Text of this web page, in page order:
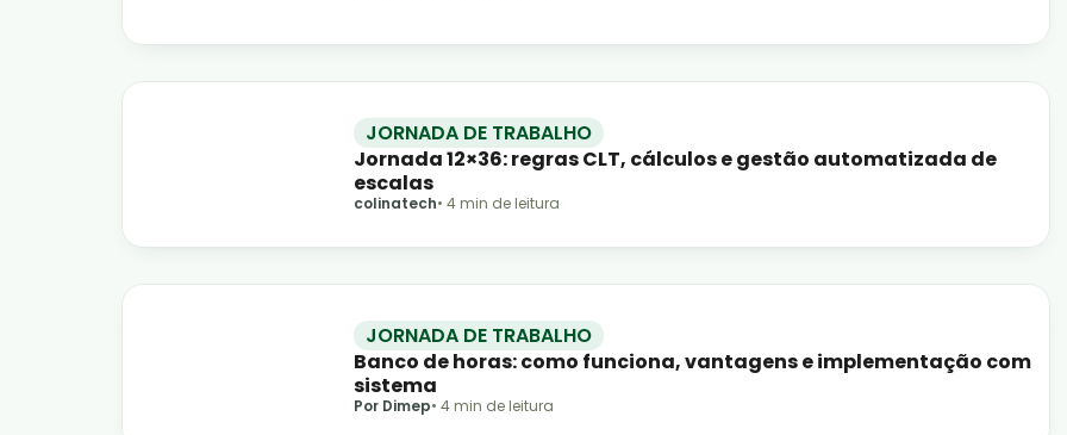
JORNADA DE TRABALHO
Jornada 12×36: regras CLT, cálculos e gestão automatizada de
escalas
colinatech• 4 min de leitura
JORNADA DE TRABALHO
Banco de horas: como funciona, vantagens e implementação com
sistema
Por Dimep• 4 min de leitura